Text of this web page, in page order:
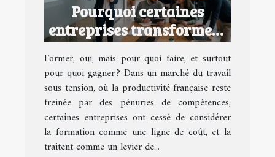
Pourquoi certaines
entreprises transforment
la formation en avantage
concurrentiel
Former, oui, mais pour quoi faire, et surtout
pour quoi gagner ? Dans un marché du travail
sous tension, où la productivité française reste
freinée par des pénuries de compétences,
certaines entreprises ont cessé de considérer
la formation comme une ligne de coût, et la
traitent comme un levier de...